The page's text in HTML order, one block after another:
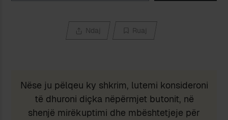
Ndaj Ruaj
Nëse ju pëlqeu ky shkrim, lutemi konsideroni
të dhuroni diçka nëpërmjet butonit, në
shenjë mirëkuptimi dhe mbështetjeje për